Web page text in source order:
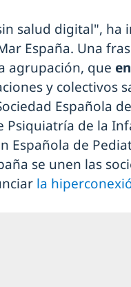
salud digital", ha
España. Una
agrupación, que
y colectivos
Española
Psiquiatría de la
Española de
se unen las
la